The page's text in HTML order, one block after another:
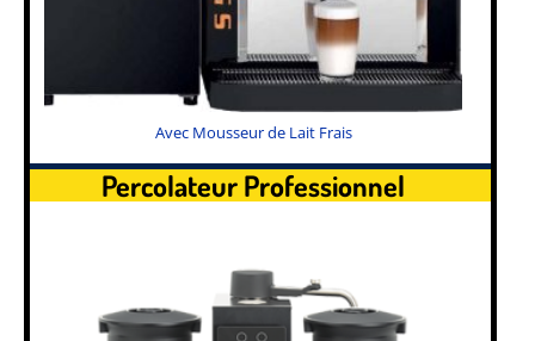
Avec Mousseur de Lait Frais
Percolateur Professionnel